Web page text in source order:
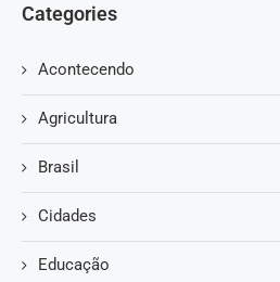
Categories
Acontecendo
Agricultura
Brasil
Cidades
Educação